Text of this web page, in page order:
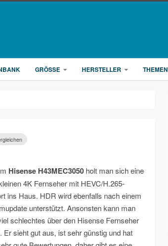
GRÖSSE HERSTELLER THEMEN
Hisense H43MEC3050 holt man sich eine
4K Fernseher mit HEVC/H.265-
ins Haus. HDR wird ebenfalls nach einem
unterstützt. Ansonsten kann man
schlechtes über den Hisense Fernseher
Er sieht gut aus, ist sehr günstig und hat